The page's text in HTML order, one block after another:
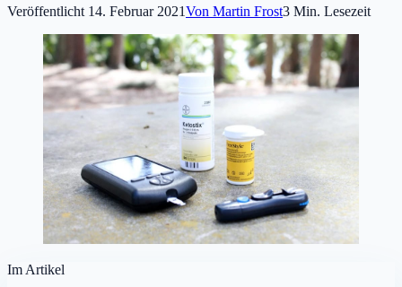
Veröffentlicht 14. Februar 2021Von Martin Frost3 Min. Lesezeit
Im Artikel